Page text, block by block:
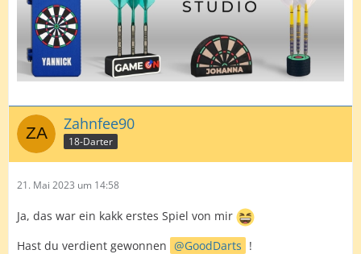
Zahnfee90
18-Darter
21. Mai 2023 um 14:58
Ja, das war ein kakk erstes Spiel von mir
Hast du verdient gewonnen
GoodDarts !